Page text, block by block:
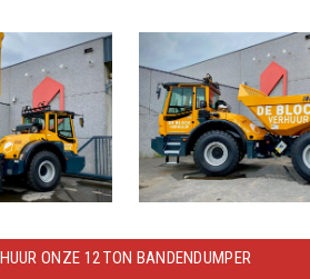
HUUR ONZE 12 TON BANDENDUMPER